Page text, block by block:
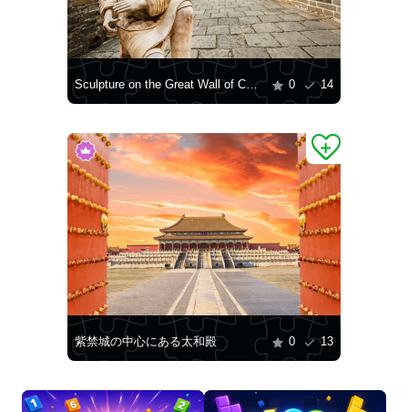
Sculpture on the Great Wall of China 0 14
紫禁城の中心にある太和殿 0 13